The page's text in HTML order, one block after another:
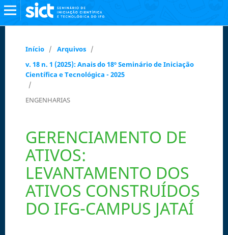
Início / Arquivos /
v. 18 n. 1 (2025): Anais do 18º Seminário de Iniciação
Científica e Tecnológica - 2025
/
ENGENHARIAS
GERENCIAMENTO DE
ATIVOS:
LEVANTAMENTO DOS
ATIVOS CONSTRUÍDOS
DO IFG-CAMPUS JATAÍ